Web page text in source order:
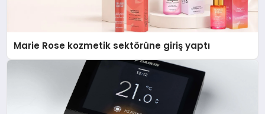
Marie Rose kozmetik sektörüne giriş yaptı